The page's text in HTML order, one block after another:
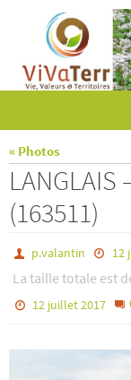
contenu
« Photos
LANGLAIS
(163511)
p.valantin 12
La taille totale est
12 juillet 2017